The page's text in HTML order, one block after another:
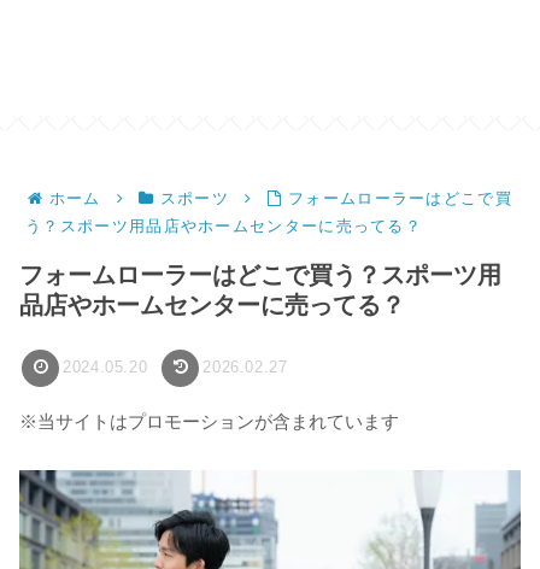
ホーム スポーツ
フォームローラーはどこで買
う？スポーツ用品店やホームセンターに売ってる？
フォームローラーはどこで買う？スポーツ用
品店やホームセンターに売ってる？
2024.05.20 2026.02.27
※当サイトはプロモーションが含まれています